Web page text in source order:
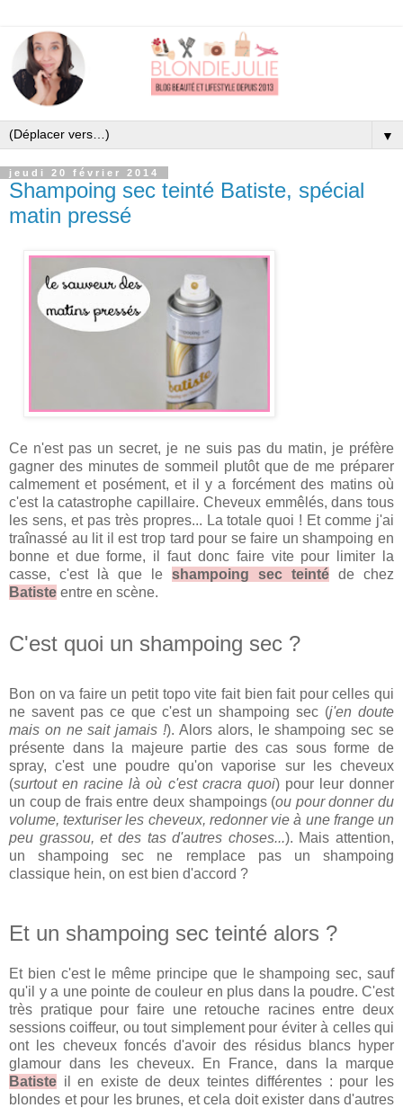
▼
jeudi 20 février 2014
Shampoing sec teinté Batiste, spécial
matin pressé
Ce n'est pas un secret, je ne suis pas du matin, je préfère
gagner des minutes de sommeil plutôt que de me préparer
calmement et posément, et il y a forcément des matins où
c'est la catastrophe capillaire. Cheveux emmêlés, dans tous
les sens, et pas très propres... La totale quoi ! Et comme j'ai
traînassé au lit il est trop tard pour se faire un shampoing en
bonne et due forme, il faut donc faire vite pour limiter la
casse, c'est là que le shampoing sec teinté de chez
Batiste entre en scène.
C'est quoi un shampoing sec ?
Bon on va faire un petit topo vite fait bien fait pour celles qui
ne savent pas ce que c'est un shampoing sec (j'en doute
mais on ne sait jamais !). Alors alors, le shampoing sec se
présente dans la majeure partie des cas sous forme de
spray, c'est une poudre qu'on vaporise sur les cheveux
(surtout en racine là où c'est cracra quoi) pour leur donner
un coup de frais entre deux shampoings (ou pour donner du
volume, texturiser les cheveux, redonner vie à une frange un
peu grassou, et des tas d'autres choses...). Mais attention,
un shampoing sec ne remplace pas un shampoing
classique hein, on est bien d'accord ?
Et un shampoing sec teinté alors ?
Et bien c'est le même principe que le shampoing sec, sauf
qu'il y a une pointe de couleur en plus dans la poudre. C'est
très pratique pour faire une retouche racines entre deux
sessions coiffeur, ou tout simplement pour éviter à celles qui
ont les cheveux foncés d'avoir des résidus blancs hyper
glamour dans les cheveux. En France, dans la marque
Batiste il en existe de deux teintes différentes : pour les
blondes et pour les brunes, et cela doit exister dans d'autres